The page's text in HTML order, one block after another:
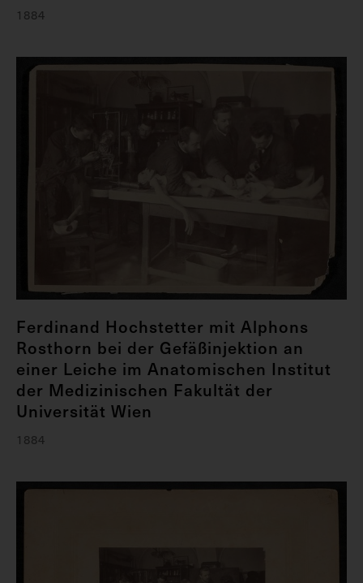
1884
Ferdinand Hochstetter mit Alphons
Rosthorn bei der Gefäßinjektion an
einer Leiche im Anatomischen Institut
der Medizinischen Fakultät der
Universität Wien
1884